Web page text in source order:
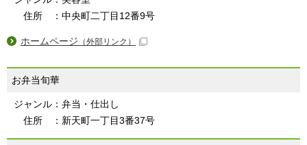
住所 ：中央町二丁目12番9号
ホームページ （外部リンク）
お弁当旬華
ジャンル：弁当・仕出し
住所 ：新天町一丁目3番37号